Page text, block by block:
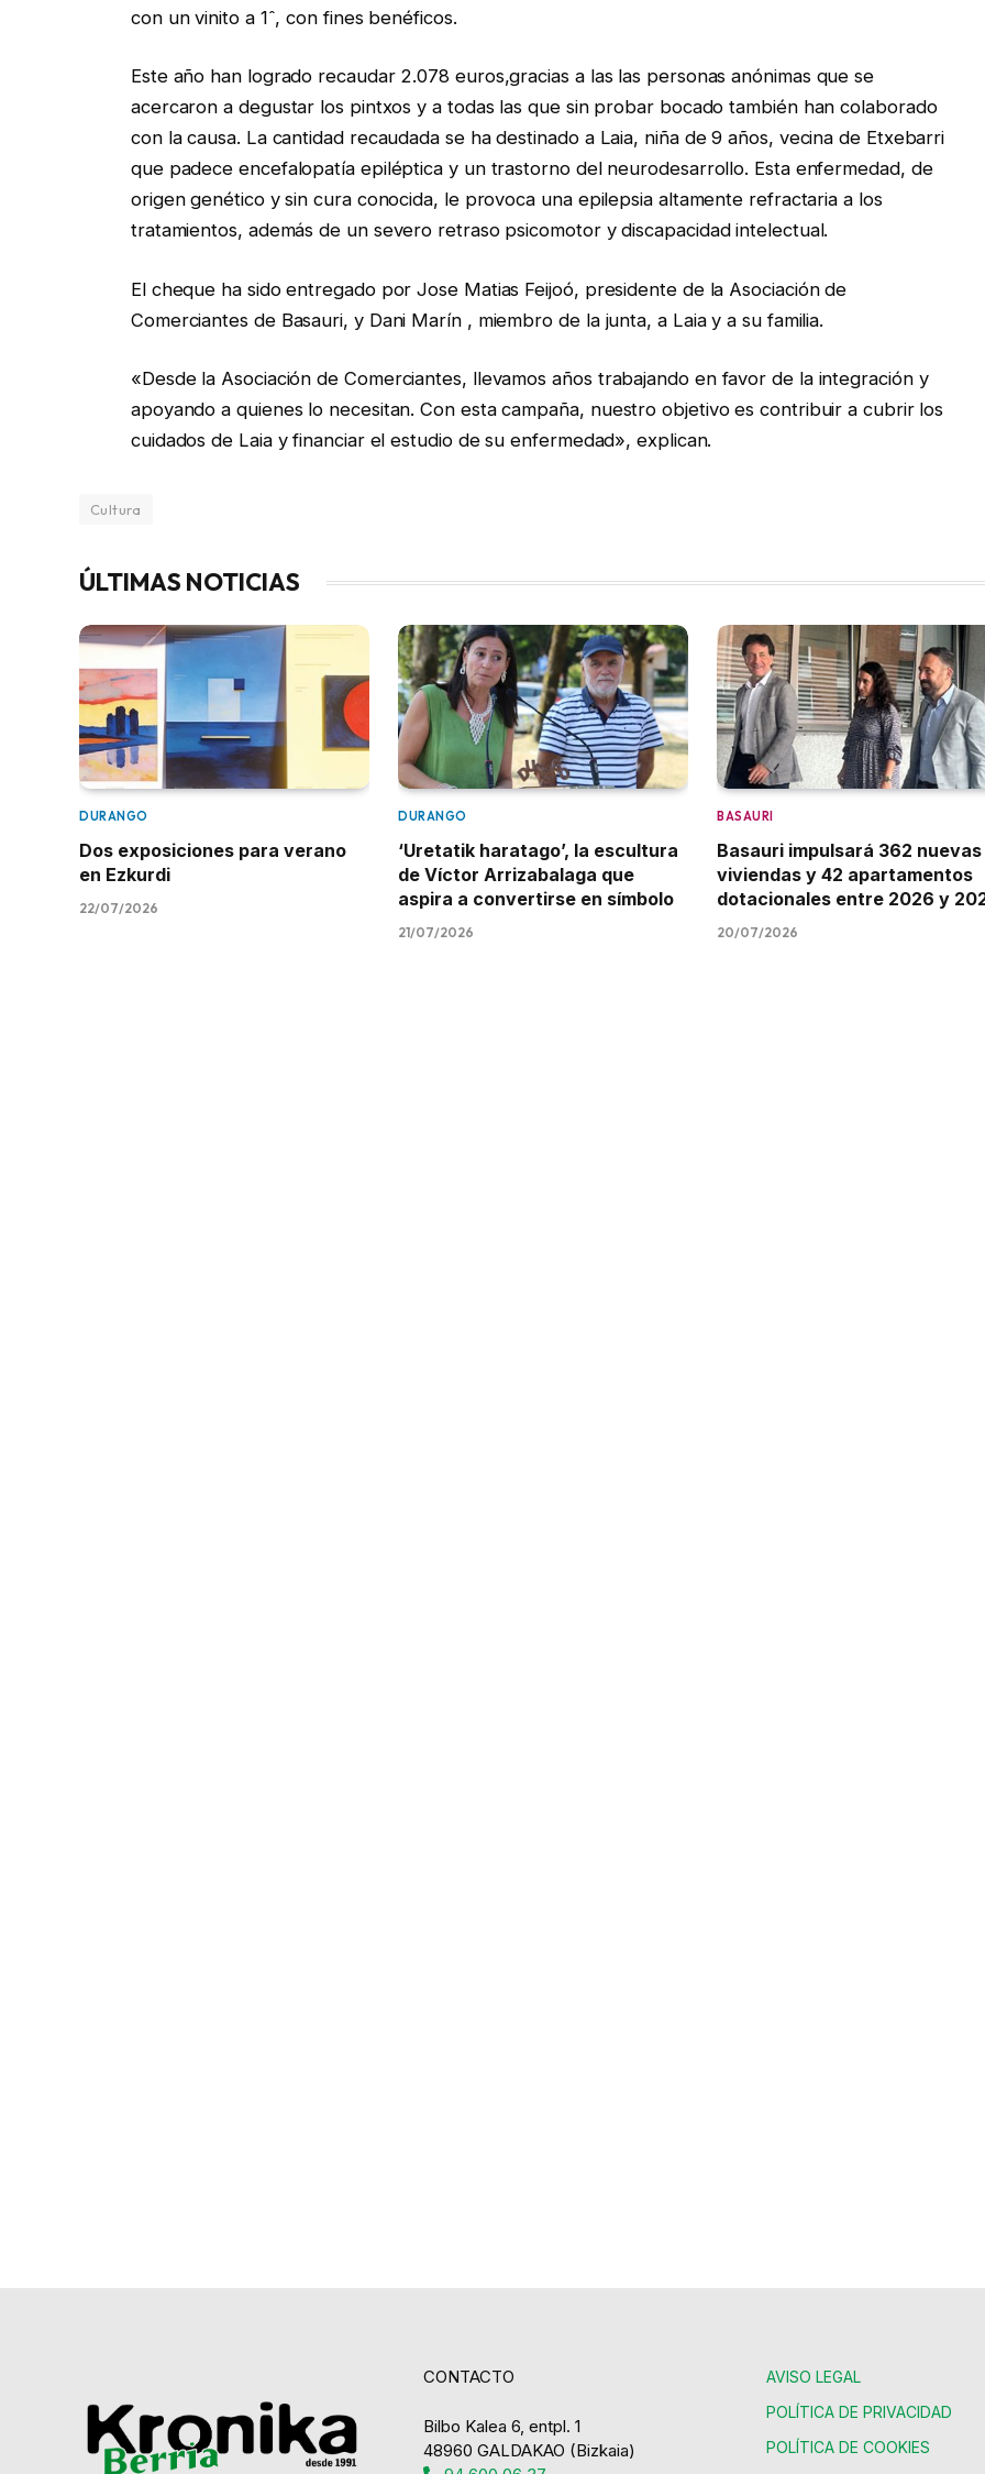
con un vinito a 1ˆ, con fines benéficos.
Este año han logrado recaudar 2.078 euros,gracias a las las personas anónimas que se
acercaron a degustar los pintxos y a todas las que sin probar bocado también han colaborado
con la causa. La cantidad recaudada se ha destinado a Laia, niña de 9 años, vecina de Etxebarri
que padece encefalopatía epiléptica y un trastorno del neurodesarrollo. Esta enfermedad, de
origen genético y sin cura conocida, le provoca una epilepsia altamente refractaria a los
tratamientos, además de un severo retraso psicomotor y discapacidad intelectual.
El cheque ha sido entregado por Jose Matias Feijoó, presidente de la Asociación de
Comerciantes de Basauri, y Dani Marín , miembro de la junta, a Laia y a su familia.
«Desde la Asociación de Comerciantes, llevamos años trabajando en favor de la integración y
apoyando a quienes lo necesitan. Con esta campaña, nuestro objetivo es contribuir a cubrir los
cuidados de Laia y financiar el estudio de su enfermedad», explican.
Cultura
ÚLTIMAS NOTICIAS
DURANGO
Dos exposiciones para verano
en Ezkurdi
22/07/2026
DURANGO
‘Uretatik haratago’, la escultura
de Víctor Arrizabalaga que
aspira a convertirse en símbolo
21/07/2026
BASAURI
Basauri impulsará 362 nuevas
viviendas y 42 apartamentos
dotacionales entre 2026 y
20/07/2026
CONTACTO
Bilbo Kalea 6, entpl. 1
48960 GALDAKAO (Bizkaia)
AVISO LEGAL
POLÍTICA DE PRIVACIDAD
POLÍTICA DE COOKIES